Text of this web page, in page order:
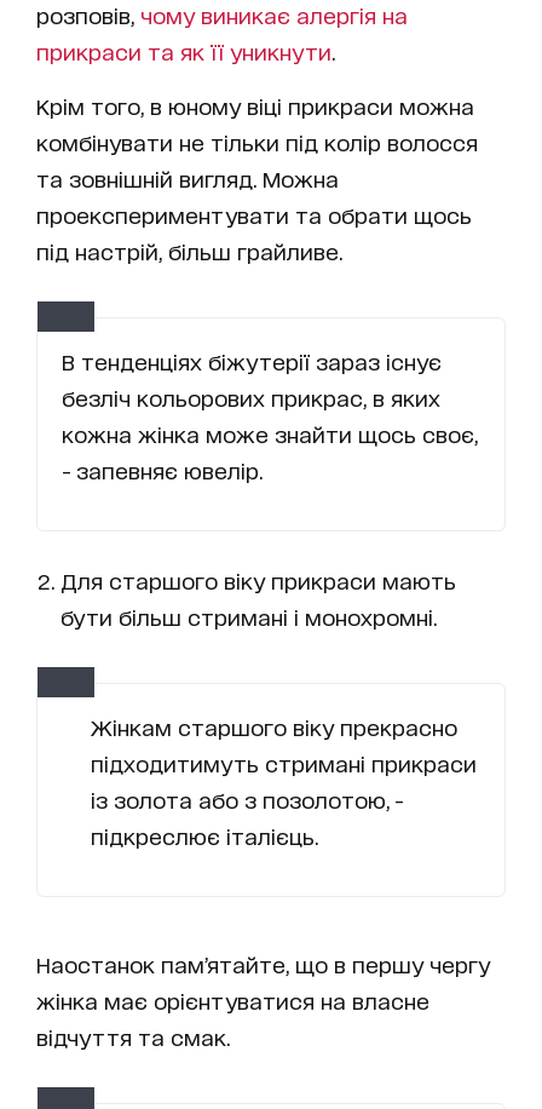
розповів, чому виникає алергія на
прикраси та як її уникнути
Крім того, в юному віці прикраси можна
комбінувати не тільки під колір волосся
та зовнішній вигляд. Можна
проекспериментувати та обрати щось
під настрій, більш грайливе.
В тенденціях біжутерії зараз існує
безліч кольорових прикрас, в яких
кожна жінка може знайти щось своє,
- запевняє ювелір.
Для старшого віку прикраси мають
бути більш стримані і монохромні.
Жінкам старшого віку прекрасно
підходитимуть стримані прикраси
із золота або з позолотою, -
підкреслює італієць.
Наостанок пам’ятайте, що в першу чергу
жінка має орієнтуватися на власне
відчуття та смак.